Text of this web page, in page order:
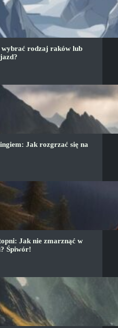
rodzaj raków lub
Jak rozgrzać się na
Jak nie zmarznąć w
Śpiwór!